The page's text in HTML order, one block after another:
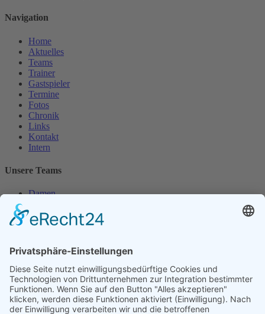
Navigation
Home
Aktuelles
Teams
Trainer
Gastspieler
Termine
Fotos
Chronik
Links
Kontakt
Intern
Unsere Teams
Damen
Herren
Herren 30
Unsere Jugend
Midcourt
Bambini
Juniorinnen 18